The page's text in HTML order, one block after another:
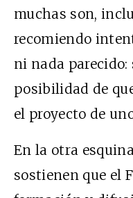
muchas son,
recomiendo
ni nada
posibilidad de
el proyecto de
En la otra
sostienen que el